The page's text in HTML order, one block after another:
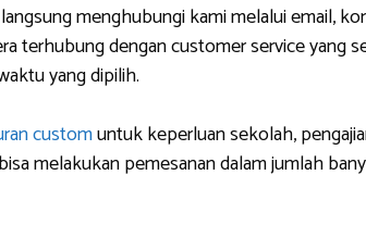
menghubungi kami melalui email,
terhubung dengan customer service yang
yang dipilih.
customuntuk keperluan sekolah,
melakukan pemesanan dalam jumlah